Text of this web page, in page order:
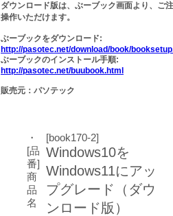
ダウンロード版は、ぶーブック画面より、ご
操作いただけます。
ぶーブックをダウンロード:
http://pasotec.net/download/book/
ぶーブックのインストール手順:
http://pasotec.net/buubook.html
販売元：パソテック
・
[品
番]
商
品
名
[book170-2]
Windows10を
Windows11にアッ
プグレード（ダウ
ンロード版）